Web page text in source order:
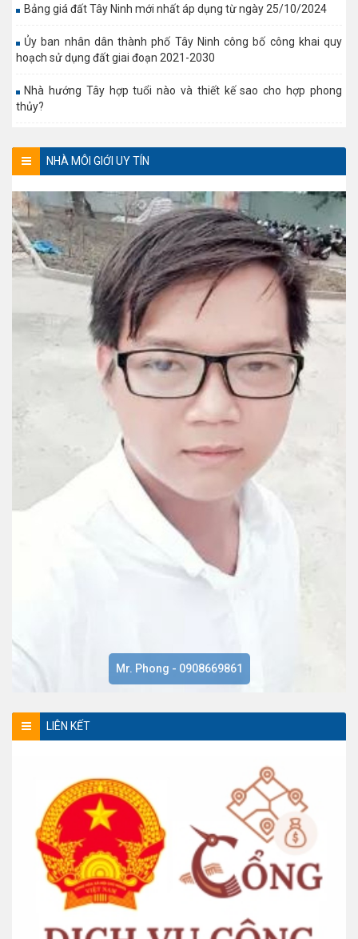
Bảng giá đất Tây Ninh mới nhất áp dụng từ ngày 25/10/2024
Ủy ban nhân dân thành phố Tây Ninh công bố công khai quy
hoạch sử dụng đất giai đoạn 2021-2030
Nhà hướng Tây hợp tuổi nào và thiết kế sao cho hợp phong
thủy?
NHÀ MÔI GIỚI UY TÍN
Mr. Phong - 0908669861
LIÊN KẾT